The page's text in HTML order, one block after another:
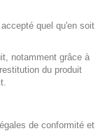
quel qu'en soit
notamment grâce à
du produit
de conformité et